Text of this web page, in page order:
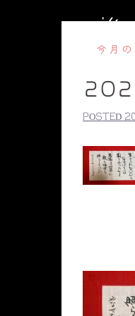
誰
今月
POSTED